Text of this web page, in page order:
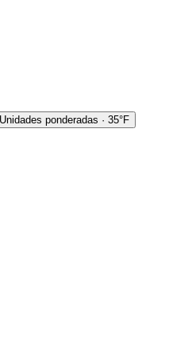
Unidades ponderadas · 35°F